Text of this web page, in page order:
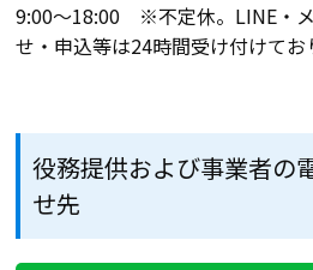
9:00～18:00 ※不定休。LINE・
せ・申込等は24時間受け付けてお
役務提供および事業者の
せ先